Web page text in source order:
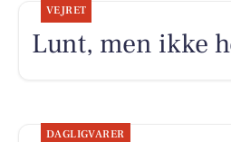
VEJRET
Lunt, men ikke
DAGLIGVARER